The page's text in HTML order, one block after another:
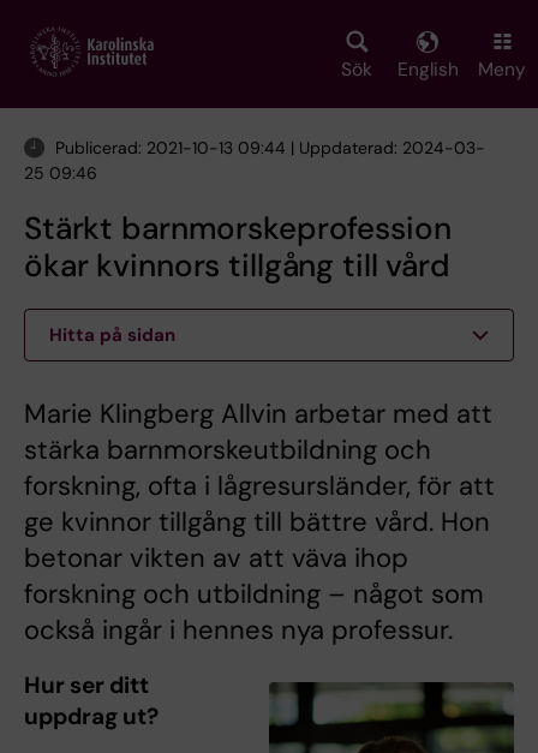
main
Sök English Meny
Publicerad: 2021-10-13 09:44 | Uppdaterad: 2024-03-
25 09:46
Stärkt barnmorskeprofession
ökar kvinnors tillgång till vård
Hitta på sidan
Marie Klingberg Allvin arbetar med att
stärka barnmorskeutbildning och
forskning, ofta i lågresursländer, för att
ge kvinnor tillgång till bättre vård. Hon
betonar vikten av att väva ihop
forskning och utbildning – något som
också ingår i hennes nya professur.
Hur ser ditt
uppdrag ut?